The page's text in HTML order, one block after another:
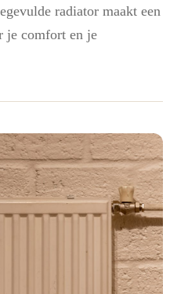
radiator maakt een
je comfort en je